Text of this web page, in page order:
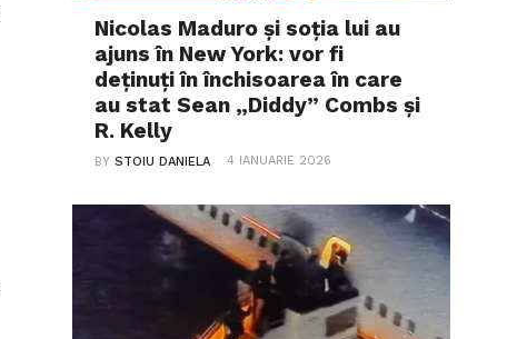
Nicolas Maduro și soția lui au
ajuns în New York: vor fi
deținuți în închisoarea în care
au stat Sean „Diddy” Combs și
R. Kelly
BYSTOIU DANIELA 4 IANUARIE 2026